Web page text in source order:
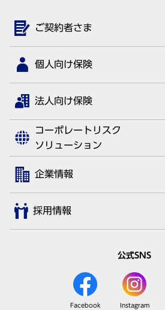
ご契約者さま
個人向け保険
法人向け保険
コーポレートリスク
ソリューション
企業情報
採用情報
公式SNS
Facebook Instagram